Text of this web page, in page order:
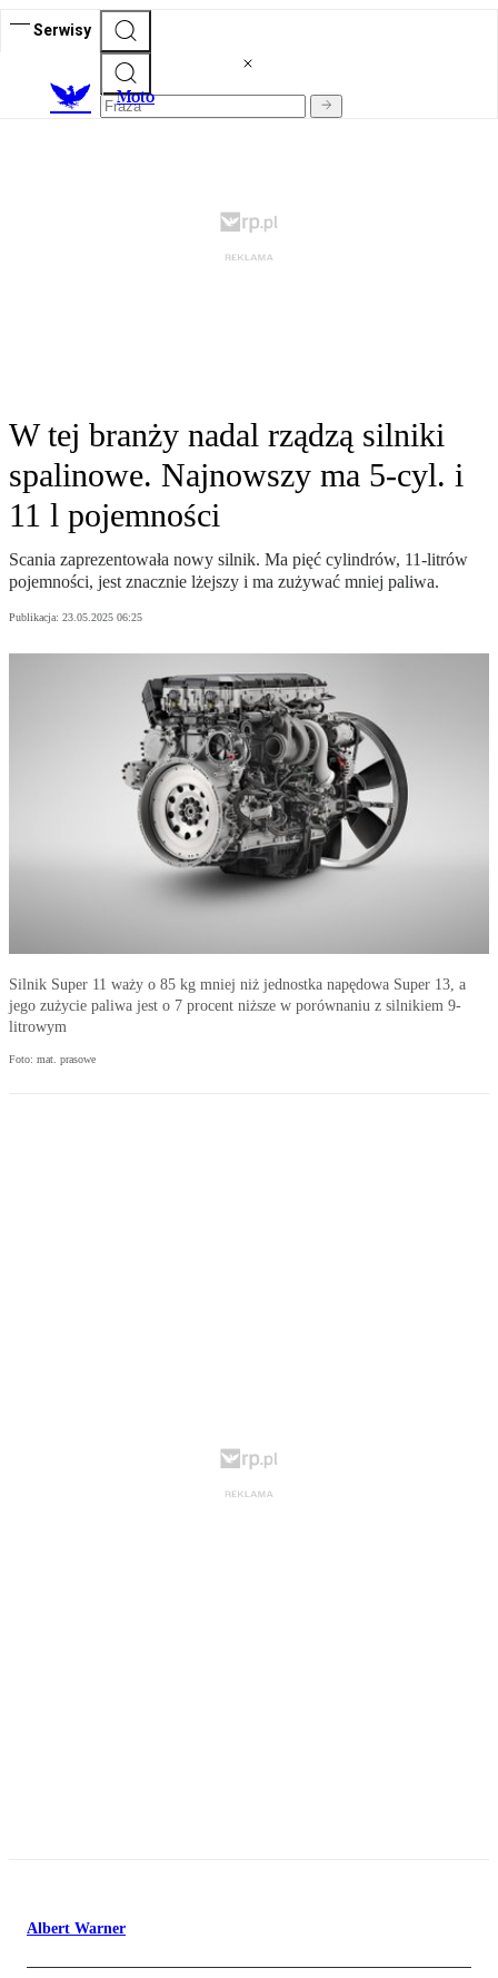
Serwisy
Moto
W tej branży nadal rządzą silniki
spalinowe. Najnowszy ma 5-cyl. i
11 l pojemności
Scania zaprezentowała nowy silnik. Ma pięć cylindrów, 11-litrów
pojemności, jest znacznie lżejszy i ma zużywać mniej paliwa.
Publikacja: 23.05.2025 06:25
Silnik Super 11 waży o 85 kg mniej niż jednostka napędowa Super 13, a
jego zużycie paliwa jest o 7 procent niższe w porównaniu z silnikiem 9-
litrowym
Foto: mat. prasowe
Albert Warner